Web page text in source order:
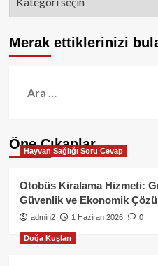
Merak ettiklerinizi
Öne Çıkanlar
Hayvan Sağlığı Soru Cevap
Otobüs Kiralama Hizmeti:
Güvenlik ve Ekonomik
admin2 1 Haziran 2026 0
Doğa Kuşları